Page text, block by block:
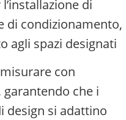
di
di condizionamento,
agli spazi designati
con
che i
design si adattino